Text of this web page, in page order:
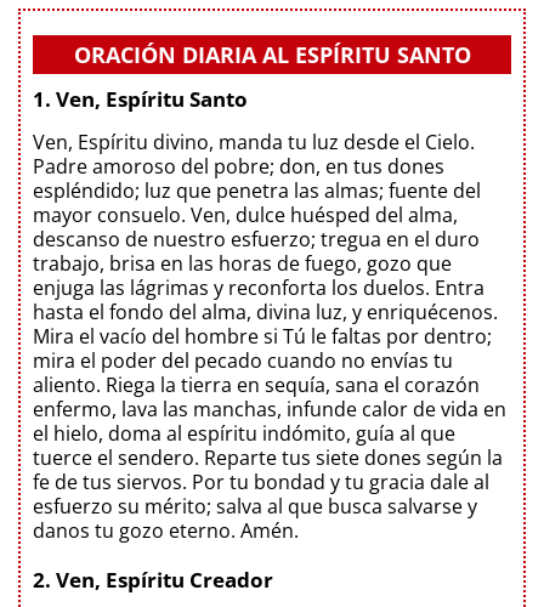
ORACIÓN DIARIA AL ESPÍRITU SANTO
1. Ven, Espíritu Santo
Ven, Espíritu divino, manda tu luz desde el Cielo.
Padre amoroso del pobre; don, en tus dones
espléndido; luz que penetra las almas; fuente del
mayor consuelo. Ven, dulce huésped del alma,
descanso de nuestro esfuerzo; tregua en el duro
trabajo, brisa en las horas de fuego, gozo que
enjuga las lágrimas y reconforta los duelos. Entra
hasta el fondo del alma, divina luz, y enriquécenos.
Mira el vacío del hombre si Tú le faltas por dentro;
mira el poder del pecado cuando no envías tu
aliento. Riega la tierra en sequía, sana el corazón
enfermo, lava las manchas, infunde calor de vida en
el hielo, doma al espíritu indómito, guía al que
tuerce el sendero. Reparte tus siete dones según la
fe de tus siervos. Por tu bondad y tu gracia dale al
esfuerzo su mérito; salva al que busca salvarse y
danos tu gozo eterno. Amén.
2. Ven, Espíritu Creador